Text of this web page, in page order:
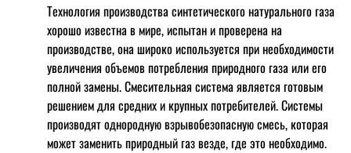
Технология производства синтетического натурального газа
хорошо известна в мире, испытан и проверена на
производстве, она широко используется при необходимости
увеличения объемов потребления природного газа или его
полной замены. Смесительная система является готовым
решением для средних и крупных потребителей. Системы
производят однородную взрывобезопасную смесь, которая
может заменить природный газ везде, где это необходимо.